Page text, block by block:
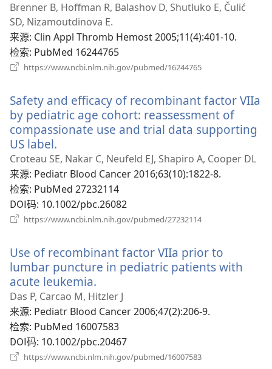
开
新
窗
口）
Brenner B, Hoffman R, Balashov D, Shutluko E, Čulić
SD, Nizamoutdinova E.
来源‎: Clin Appl Thromb Hemost 2005;11(4):401-10.
检索‎: PubMed 16244765
https://www.ncbi.nlm.nih.gov/pubmed/16244765
窗
口）
Safety and efficacy of recombinant factor VIIa
by pediatric age cohort: reassessment of
compassionate use and trial data supporting
US label.
开
新
窗
口）
Croteau SE, Nakar C, Neufeld EJ, Shapiro A, Cooper DL
来源‎: Pediatr Blood Cancer 2016;63(10):1822-8.
检索‎: PubMed 27232114
DOI码‎: 10.1002/pbc.26082
https://www.ncbi.nlm.nih.gov/pubmed/27232114
窗
口）
Use of recombinant factor VIIa prior to
lumbar puncture in pediatric patients with
acute leukemia.
开
新
窗
口）
Das P, Carcao M, Hitzler J
来源‎: Pediatr Blood Cancer 2006;47(2):206-9.
检索‎: PubMed 16007583
DOI码‎: 10.1002/pbc.20467
https://www.ncbi.nlm.nih.gov/pubmed/16007583